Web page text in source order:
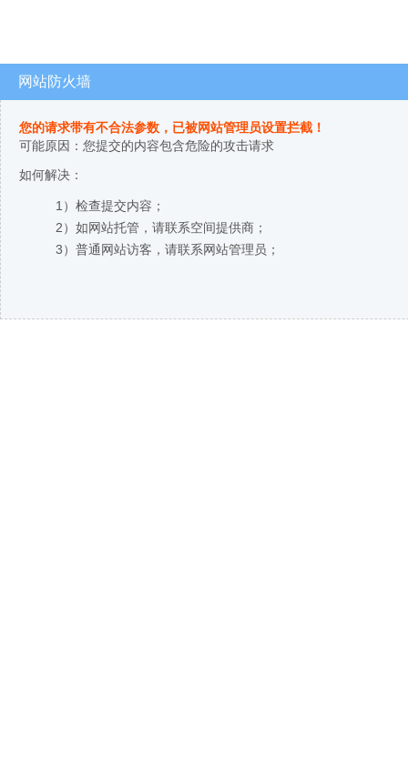
网站防火墙
您的请求带有不合法参数，已被网站管理员设置拦截！
可能原因：您提交的内容包含危险的攻击请求
如何解决：
1）检查提交内容；
2）如网站托管，请联系空间提供商；
3）普通网站访客，请联系网站管理员；